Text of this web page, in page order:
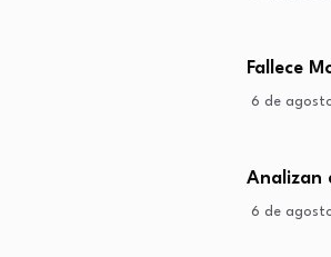
Fallece
6 de
Analizan
6 de